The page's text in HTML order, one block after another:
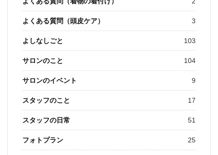
よくある質問（頭皮ケア） 3
よしなしごと 103
サロンのこと 104
サロンのイベント 9
スタッフのこと 17
スタッフの日常 51
フォトプラン 25